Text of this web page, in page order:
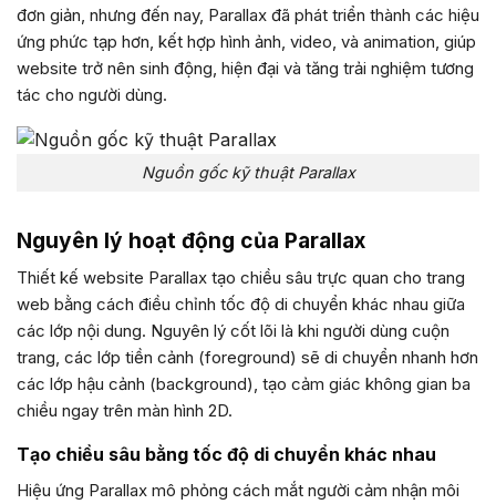
đơn giản, nhưng đến nay, Parallax đã phát triển thành các hiệu
ứng phức tạp hơn, kết hợp hình ảnh, video, và animation, giúp
website trở nên sinh động, hiện đại và tăng trải nghiệm tương
tác cho người dùng.
Nguồn gốc kỹ thuật Parallax
Nguyên lý hoạt động của Parallax
Thiết kế website Parallax tạo chiều sâu trực quan cho trang
web bằng cách điều chỉnh tốc độ di chuyển khác nhau giữa
các lớp nội dung. Nguyên lý cốt lõi là khi người dùng cuộn
trang, các lớp tiền cảnh (foreground) sẽ di chuyển nhanh hơn
các lớp hậu cảnh (background), tạo cảm giác không gian ba
chiều ngay trên màn hình 2D.
Tạo chiều sâu bằng tốc độ di chuyển khác nhau
Hiệu ứng Parallax mô phỏng cách mắt người cảm nhận môi